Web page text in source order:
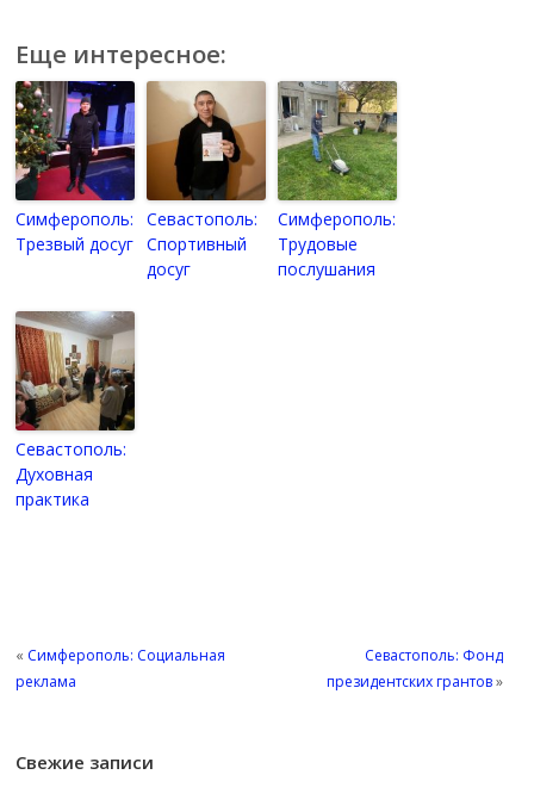
Еще интересное:
Симферополь:
Трезвый досуг
Севастополь:
Спортивный
досуг
Симферополь:
Трудовые
послушания
Севастополь:
Духовная
практика
« Симферополь: Социальная
реклама
Севастополь: Фонд
президентских грантов»
Свежие записи